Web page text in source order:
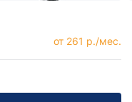
от 261 р./мес.